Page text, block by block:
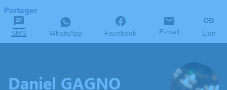
Partager
SMS WhatsApp Facebook E-mail Lien
Daniel GAGNO